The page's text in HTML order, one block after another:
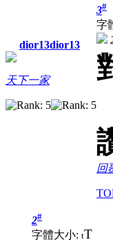
dior13dior13
天下一家
3#
字
回
2#
字體大小: tT